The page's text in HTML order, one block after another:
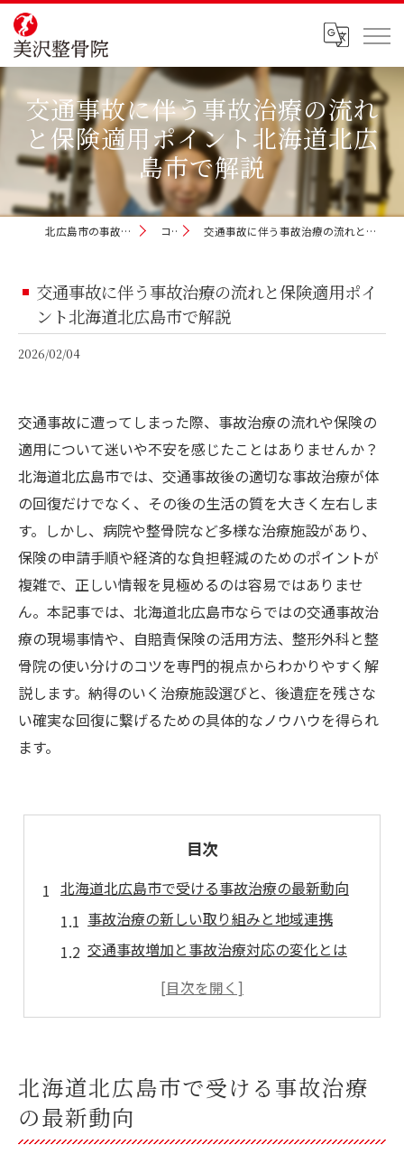
交通事故に伴う事故治療の流れ
と保険適用ポイント北海道北広
島市で解説
北広島市の事故治療なら美沢整骨院 コラム 交通事故に伴う事故治療の流れと保険適用ポイント北海道北広島市で解説
交通事故に伴う事故治療の流れと保険適用ポイ
ント北海道北広島市で解説
2026/02/04
交通事故に遭ってしまった際、事故治療の流れや保険の
適用について迷いや不安を感じたことはありませんか？
北海道北広島市では、交通事故後の適切な事故治療が体
の回復だけでなく、その後の生活の質を大きく左右しま
す。しかし、病院や整骨院など多様な治療施設があり、
保険の申請手順や経済的な負担軽減のためのポイントが
複雑で、正しい情報を見極めるのは容易ではありませ
ん。本記事では、北海道北広島市ならではの交通事故治
療の現場事情や、自賠責保険の活用方法、整形外科と整
骨院の使い分けのコツを専門的視点からわかりやすく解
説します。納得のいく治療施設選びと、後遺症を残さな
い確実な回復に繋げるための具体的なノウハウを得られ
ます。
目次
北海道北広島市で受ける事故治療の最新動向
事故治療の新しい取り組みと地域連携
交通事故増加と事故治療対応の変化とは
事故治療施設の特徴と安心できる理由
事故治療に迷う方へ贈る保険活用術
事故治療で知るべき自賠責保険の基本
事故治療費の負担軽減と保険申請の極意
北海道北広島市で受ける事故治療
の最新動向